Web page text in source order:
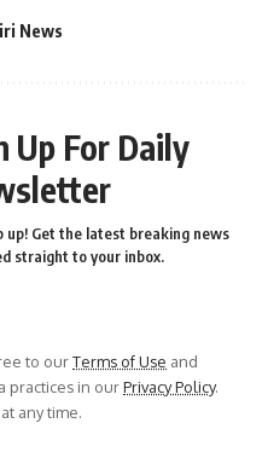
News
Up For Daily
up! Get the latest breaking news
straight to your inbox.
to ourTerms of Use and
practices in ourPrivacy Policy.
any time.